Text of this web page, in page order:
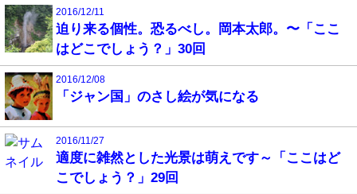
2016/12/11
迫り来る個性。恐るべし。岡本太郎。〜「ここ
はどこでしょう？」30回
2016/12/08
「ジャン国」のさし絵が気になる
2016/11/27
適度に雑然とした光景は萌えです～「ここはど
こでしょう？」29回